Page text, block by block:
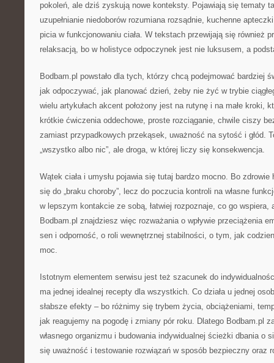
pokoleń, ale dziś zyskują nowe konteksty. Pojawiają się tematy
uzupełnianie niedoborów rozumiana rozsądnie, kuchenne
picia w funkcjonowaniu ciała. W tekstach przewijają się również
relaksacją, bo w holistyce odpoczynek jest nie luksusem, a
Bodbam.pl powstało dla tych, którzy chcą podejmować bardziej
jak odpoczywać, jak planować dzień, żeby nie żyć w trybie
wielu artykułach akcent położony jest na rutynę i na małe kroki,
krótkie ćwiczenia oddechowe, proste rozciąganie, chwile ciszy
zamiast przypadkowych przekąsek, uważność na sytość i głód.
„wszystko albo nic”, ale droga, w której liczy się konsekwencja.
Wątek ciała i umysłu pojawia się tutaj bardzo mocno. Bo
się do „braku choroby”, lecz do poczucia kontroli na własne
w lepszym kontakcie ze sobą, łatwiej rozpoznaje, co go wspiera,
Bodbam.pl znajdziesz więc rozważania o wpływie przeciążenia
sen i odporność, o roli wewnętrznej stabilności, o tym, jak
moc.
Istotnym elementem serwisu jest też szacunek do
ma jednej idealnej recepty dla wszystkich. Co działa u jednej
słabsze efekty – bo różnimy się trybem życia, obciążeniami,
jak reagujemy na pogodę i zmiany pór roku. Dlatego Bodbam.pl
własnego organizmu i budowania indywidualnej ścieżki dbania o
się uważność i testowanie rozwiązań w sposób bezpieczny oraz